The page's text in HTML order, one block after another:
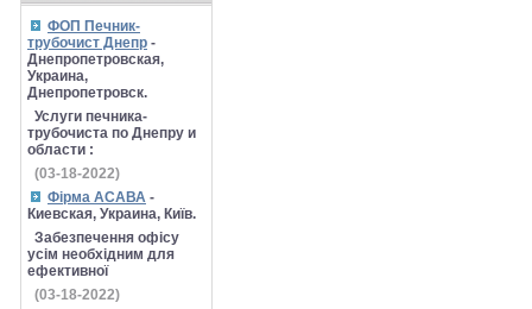
ФОП Печник-
трубочист Днепр -
Днепропетровская,
Украина,
Днепропетровск.
Услуги печника-
трубочиста по Днепру и
области :
(03-18-2022)
Фірма АСАВА -
Киевская, Украина, Київ.
Забезпечення офісу
усім необхідним для
ефективної
(03-18-2022)